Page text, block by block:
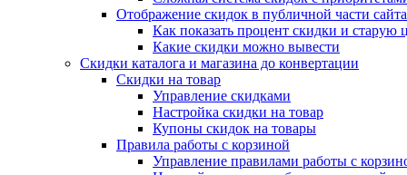
Отображение скидок в публичной части сайта
Как показать процент скидки и старую
Какие скидки можно вывести
Скидки каталога и магазина до конвертации
Скидки на товар
Управление скидками
Настройка скидки на товар
Купоны скидок на товары
Правила работы с корзиной
Управление правилами работы с